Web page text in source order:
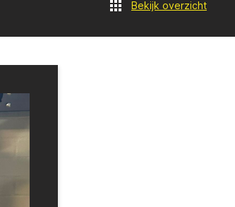
Bekijk overzicht